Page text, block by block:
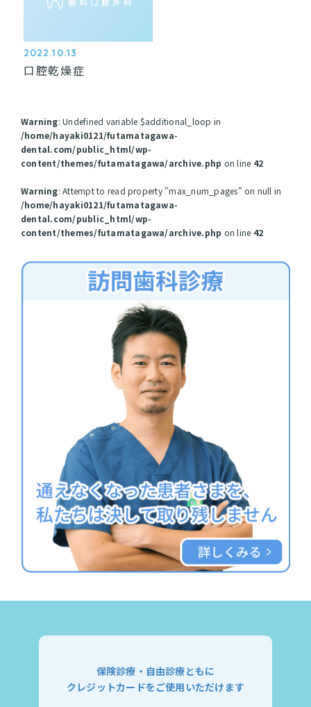
お問い合わせ
2022.10.13
口腔乾燥症
Warning: Undefined variable $additional_loop in
/home/hayaki0121/futamatagawa-
dental.com/public_html/wp-
content/themes/futamatagawa/archive.php on line 42
Warning: Attempt to read property "max_num_pages" on null in
/home/hayaki0121/futamatagawa-
dental.com/public_html/wp-
content/themes/futamatagawa/archive.php on line 42
保険診療・自由診療ともに
クレジットカードをご使用いただけます